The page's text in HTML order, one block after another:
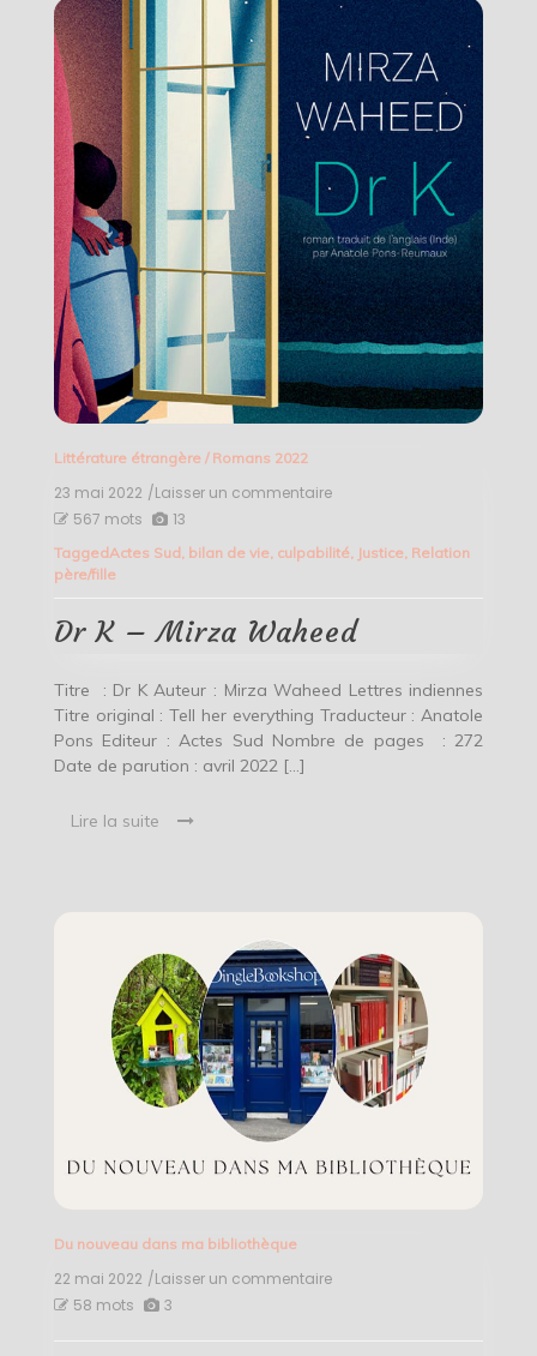
Littérature étrangère/ Romans 2022
23 mai 2022 /Laisser un commentaireon
–
567 mots 13
TaggedActes Sud bilan de vie, culpabilité Justice, Relation
père/fille
Dr K – Mirza Waheed
Titre : Dr K Auteur : Mirza Waheed Lettres indiennes
Titre original : Tell her everything Traducteur : Anatole
Pons Editeur : Actes Sud Nombre de pages : 272
Date de parution : avril 2022 […]
Lire la suite
Du nouveau dans ma bibliothèque
22 mai 2022 /Laisser un commentaireon
58 mots 3